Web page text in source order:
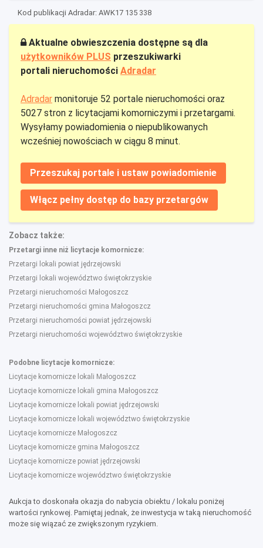
Kod publikacji Adradar: AWK17 135 338
Aktualne obwieszczenia dostępne są dla
użytkowników PLUS przeszukiwarki
portali nieruchomości Adradar
Adradar monitoruje 52 portale nieruchomości oraz
5027 stron z licytacjami komorniczymi i przetargami.
Wysyłamy powiadomienia o niepublikowanych
wcześniej nowościach w ciągu 8 minut.
Przeszukaj portale i ustaw powiadomienie
Włącz pełny dostęp do bazy przetargów
Zobacz także:
Przetargi inne niż licytacje komornicze:
Przetargi lokali powiat jędrzejowski
Przetargi lokali województwo świętokrzyskie
Przetargi nieruchomości Małogoszcz
Przetargi nieruchomości gmina Małogoszcz
Przetargi nieruchomości powiat jędrzejowski
Przetargi nieruchomości województwo świętokrzyskie
Podobne licytacje komornicze:
Licytacje komornicze lokali Małogoszcz
Licytacje komornicze lokali gmina Małogoszcz
Licytacje komornicze lokali powiat jędrzejowski
Licytacje komornicze lokali województwo świętokrzyskie
Licytacje komornicze Małogoszcz
Licytacje komornicze gmina Małogoszcz
Licytacje komornicze powiat jędrzejowski
Licytacje komornicze województwo świętokrzyskie
Aukcja to doskonała okazja do nabycia obiektu / lokalu poniżej
wartości rynkowej. Pamiętaj jednak, że inwestycja w taką nieruchomość
może się wiązać ze zwiększonym ryzykiem.